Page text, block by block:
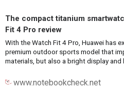
The compact titanium
Fit 4 Pro review
With the Watch Fit 4 Pro, Huawei has
premium outdoor sports model that
materials, but also a bright display and
www.notebookcheck.net